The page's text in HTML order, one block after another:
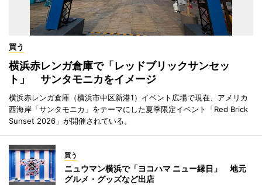
買う
横浜赤レンガ倉庫で「レッドブリックサンセッ
ト」 サンタモニカをイメージ
横浜赤レンガ倉庫（横浜市中区新港1）イベント広場で現在、アメリカ
西海岸「サンタモニカ」をテーマにした夏季限定イベント「Red Brick
Sunset 2026」が開催されている。
買う
ニュウマン横浜で「ヨコハマ ニュー縁日」 地元
グルメ・グッズなど出店